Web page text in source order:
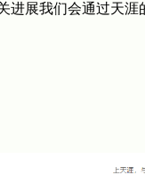
展我们会通过天涯